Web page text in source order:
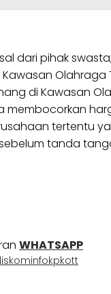
dari pihak
Olahraga
di Kawasan
tertentu
tanda
WHATSAPP
kominfokpkott